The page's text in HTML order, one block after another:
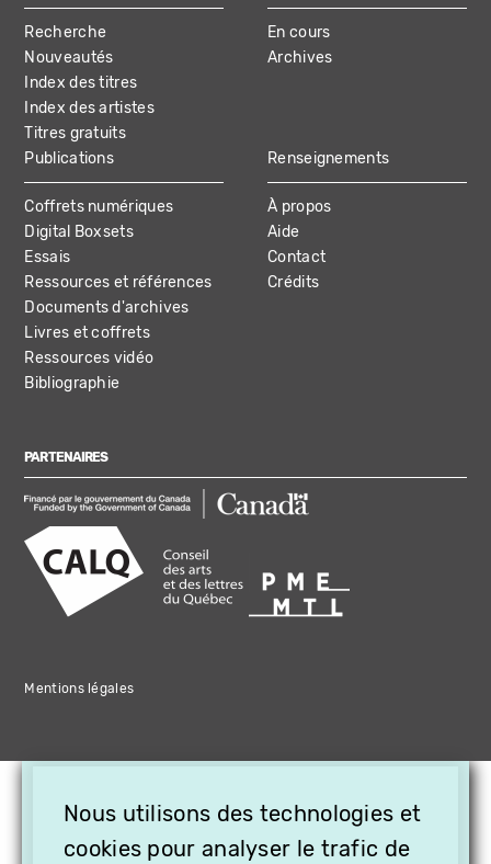
MAIN
NAVIGATION
Recherche
Nouveautés
Index des titres
Index des artistes
Titres gratuits
En cours
Archives
Publications
Coffrets numériques
Digital Boxsets
Essais
Ressources et références
Documents d'archives
Livres et coffrets
Ressources vidéo
Bibliographie
Renseignements
À propos
Aide
Contact
Crédits
PARTENAIRES
Mentions légales
Nous utilisons des technologies et
cookies pour analyser le trafic de
OFFREZ LA VIDÉO EN
CADEAU, ABONNEZ VOS